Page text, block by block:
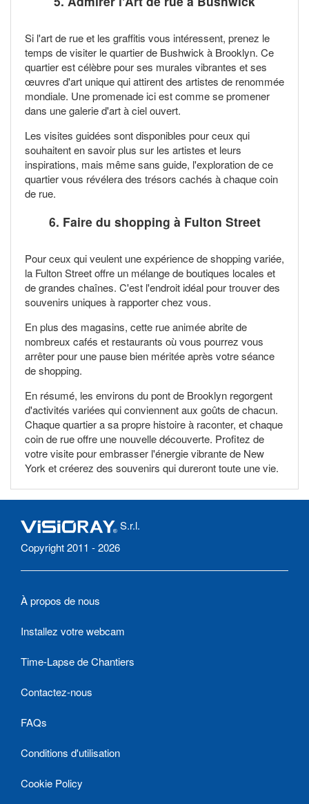
Si l'art de rue et les graffitis vous intéressent, prenez le
temps de visiter le quartier de Bushwick à Brooklyn. Ce
quartier est célèbre pour ses murales vibrantes et ses
œuvres d'art unique qui attirent des artistes de renommée
mondiale. Une promenade ici est comme se promener
dans une galerie d'art à ciel ouvert.
Les visites guidées sont disponibles pour ceux qui
souhaitent en savoir plus sur les artistes et leurs
inspirations, mais même sans guide, l'exploration de ce
quartier vous révélera des trésors cachés à chaque coin
de rue.
6. Faire du shopping à Fulton Street
Pour ceux qui veulent une expérience de shopping variée,
la Fulton Street offre un mélange de boutiques locales et
de grandes chaînes. C'est l'endroit idéal pour trouver des
souvenirs uniques à rapporter chez vous.
En plus des magasins, cette rue animée abrite de
nombreux cafés et restaurants où vous pourrez vous
arrêter pour une pause bien méritée après votre séance
de shopping.
En résumé, les environs du pont de Brooklyn regorgent
d'activités variées qui conviennent aux goûts de chacun.
Chaque quartier a sa propre histoire à raconter, et chaque
coin de rue offre une nouvelle découverte. Profitez de
votre visite pour embrasser l'énergie vibrante de New
York et créerez des souvenirs qui dureront toute une vie.
S.r.l.
Copyright 2011 - 2026
À propos de nous
Installez votre webcam
Time-Lapse de Chantiers
Contactez-nous
FAQs
Conditions d'utilisation
Cookie Policy